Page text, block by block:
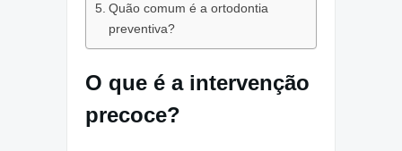
Quão comum é a ortodontia
preventiva?
O que é a intervenção
precoce?